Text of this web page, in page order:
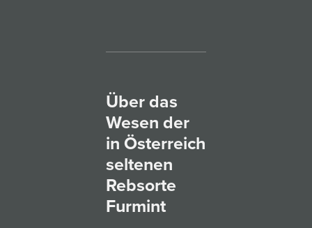
Über das
Wesen der
in Österreich
seltenen
Rebsorte
Furmint